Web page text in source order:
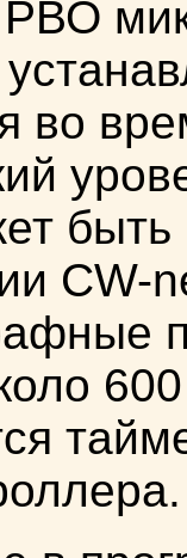
во
CW-